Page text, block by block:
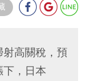
高關稅，預
，日本